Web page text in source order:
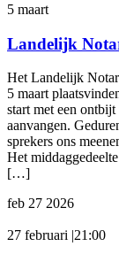
5 maart
Landelijk
Het Landelijk
5 maart
start met een
aanvangen.
sprekers ons
Het
[…]
feb 27 2026
27 februari |21:00